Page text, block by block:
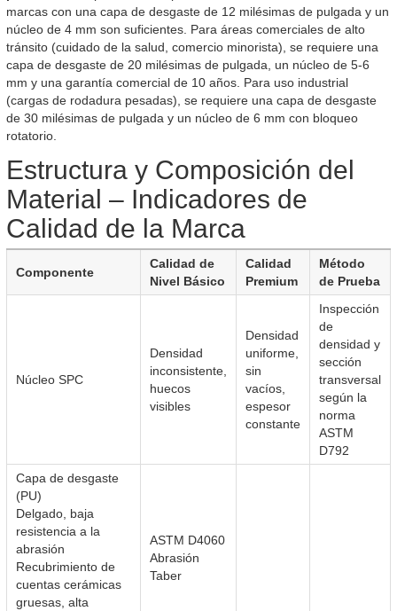
marcas con una capa de desgaste de 12 milésimas de pulgada y un
núcleo de 4 mm son suficientes. Para áreas comerciales de alto
tránsito (cuidado de la salud, comercio minorista), se requiere una
capa de desgaste de 20 milésimas de pulgada, un núcleo de 5-6
mm y una garantía comercial de 10 años. Para uso industrial
(cargas de rodadura pesadas), se requiere una capa de desgaste
de 30 milésimas de pulgada y un núcleo de 6 mm con bloqueo
rotatorio.
Estructura y Composición del
Material – Indicadores de
Calidad de la Marca
Componente
Calidad de
Nivel Básico
Calidad
Premium
Método
de Prueba
Núcleo SPC
Densidad
inconsistente,
huecos
visibles
Densidad
uniforme,
sin
vacíos,
espesor
constante
Inspección
de
densidad y
sección
transversal
según la
norma
ASTM
D792
Capa de desgaste
(PU)
Delgado, baja
resistencia a la
abrasión
Recubrimiento de
cuentas cerámicas
gruesas, alta
ASTM D4060
Abrasión
Taber